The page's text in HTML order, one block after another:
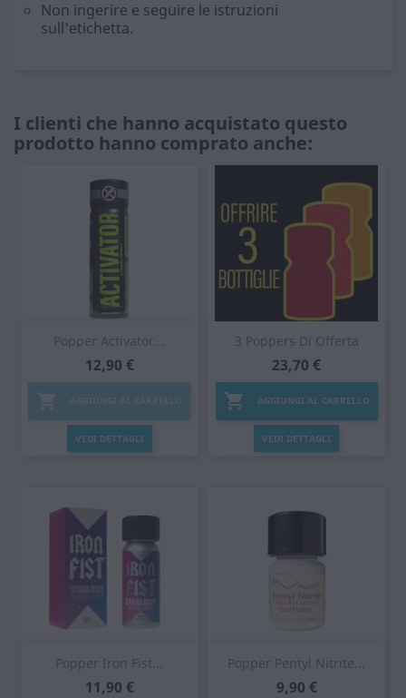
Non ingerire e seguire le istruzioni
sull'etichetta.
I clienti che hanno acquistato questo
prodotto hanno comprato anche:
Popper Activator...
12,90 €
 AGGIUNGI AL CARRELLO
VEDI DETTAGLI
3 Poppers Di Offerta
23,70 €
 AGGIUNGI AL CARRELLO
VEDI DETTAGLI
Popper Iron Fist...
11,90 €
Popper Pentyl Nitrite...
9,90 €